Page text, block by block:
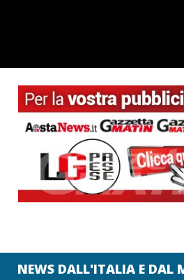
NEWS DALL'ITALIA E DAL